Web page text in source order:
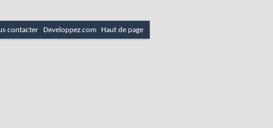
contacter Developpez.com Haut de page